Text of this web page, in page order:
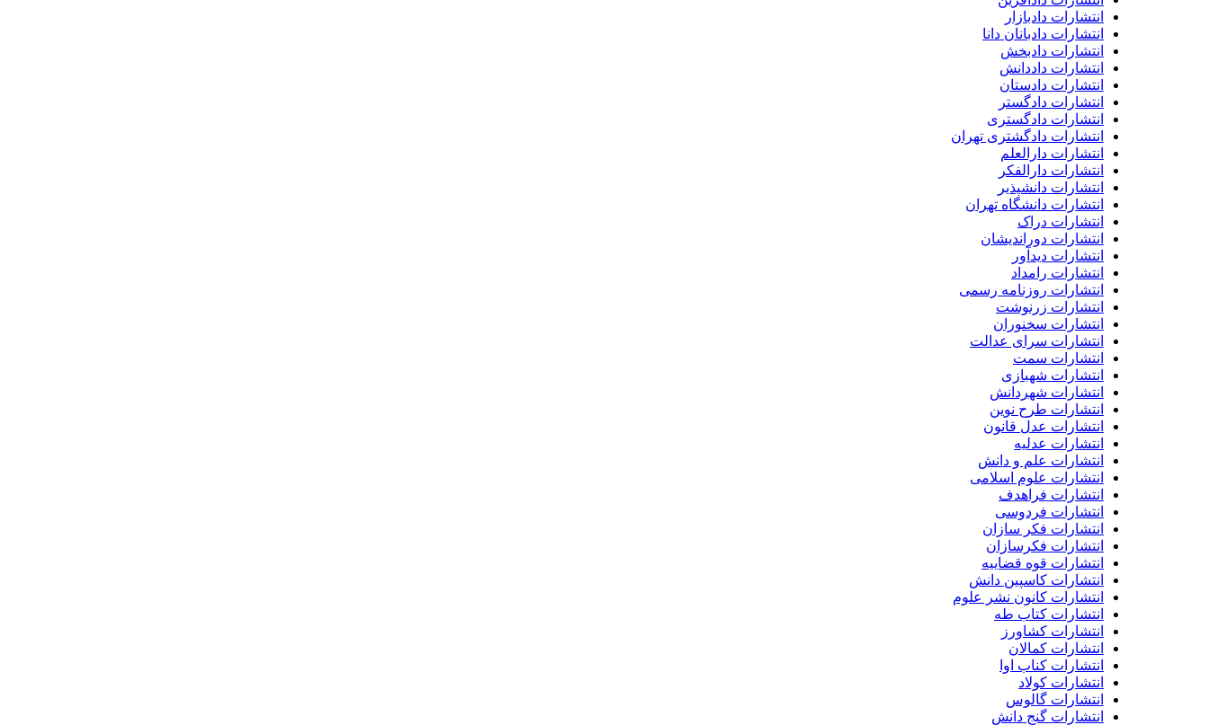
انتشارات دادبازار
انتشارات دادبانان دانا
انتشارات دادبخش
انتشارات داددانش
انتشارات دادستان
انتشارات دادگستر
انتشارات دادگستری
انتشارات دادگشتری تهران
انتشارات دارالعلم
انتشارات دارالفکر
انتشارات دانشپذیر
انتشارات دانشگاه تهران
انتشارات دراک
انتشارات دوراندیشان
انتشارات دیدآور
انتشارات رامداد
انتشارات روزنامه رسمی
انتشارات زرنوشت
انتشارات سخنوران
انتشارات سرای عدالت
انتشارات سمت
انتشارات شهبازی
انتشارات شهردانش
انتشارات طرح نوین
انتشارات عدل قانون
انتشارات عدلیه
انتشارات علم و دانش
انتشارات علوم اسلامی
انتشارات فراهدف
انتشارات فردوسی
انتشارات فکر سازان
انتشارات فکرسازان
انتشارات قوه قضاییه
انتشارات کاسپین دانش
انتشارات کانون نشر علوم
انتشارات کتاب طه
انتشارات کشاورز
انتشارات کمالان
انتشارات کناب اوا
انتشارات کولاد
انتشارات گالوس
انتشارات گنج دانش